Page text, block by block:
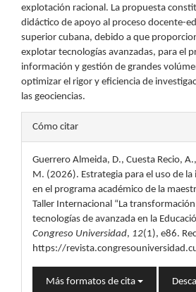
explotación racional. La propuesta
didáctico de apoyo al proceso docente-
superior cubana, debido a que
explotar tecnologías avanzadas, para el
información y gestión de grandes
optimizar el rigor y eficiencia de
las geociencias.
Detalles
del
artículo
Cómo citar
Guerrero Almeida, D., Cuesta Recio,
M. (2026). Estrategia para el uso de la
en el programa académico de la
Taller Internacional “La
tecnologías de avanzada en la
Congreso Universidad, 12(1), e86.
https://
Más formatos de cita